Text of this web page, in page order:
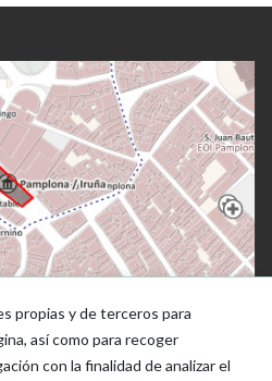
propias y de terceros para
así como para recoger
con la finalidad de analizar el